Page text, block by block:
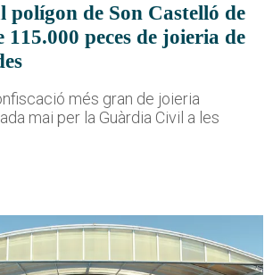
polígon de Son Castelló de
115.000 peces de joieria de
més gran de joieria
mai per la Guàrdia Civil a les